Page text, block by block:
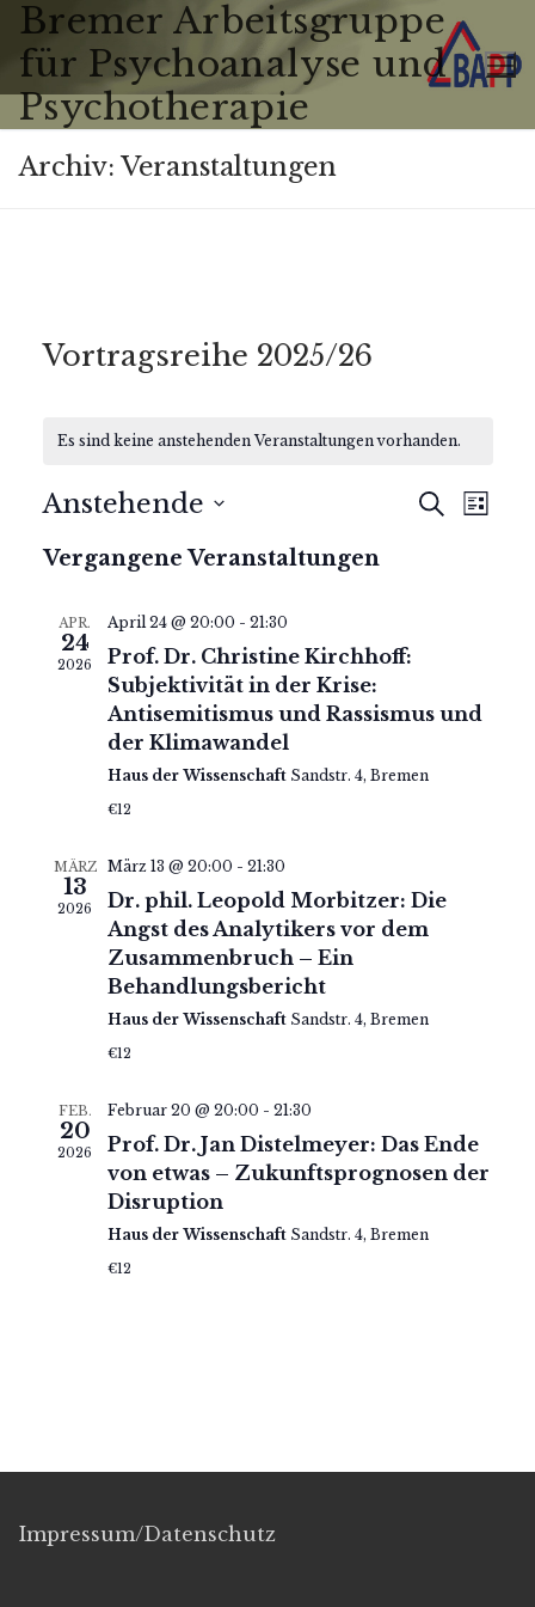
Zum
Inhalt
springen
Bremer Arbeitsgruppe
für Psychoanalyse und
Psychotherapie
Archiv: Veranstaltungen
Vortragsreihe 2025/26
Es sind keine anstehenden Veranstaltungen vorhanden.
SucheListe
Anstehende
wählen.
Vergangene Veranstaltungen
APR.
24
2026
April 24 @ 20:00 - 21:30
Prof. Dr. Christine Kirchhoff:
Subjektivität in der Krise:
Antisemitismus und Rassismus und
der Klimawandel
Haus der Wissenschaft Sandstr. 4, Bremen
€12
MÄRZ
13
2026
März 13 @ 20:00 - 21:30
Dr. phil. Leopold Morbitzer: Die
Angst des Analytikers vor dem
Zusammenbruch – Ein
Behandlungsbericht
Haus der Wissenschaft Sandstr. 4, Bremen
€12
FEB.
20
2026
Februar 20 @ 20:00 - 21:30
Prof. Dr. Jan Distelmeyer: Das Ende
von etwas – Zukunftsprognosen der
Disruption
Haus der Wissenschaft Sandstr. 4, Bremen
€12
Impressum/Datenschutz